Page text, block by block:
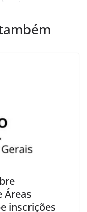
Áreas
inscrições